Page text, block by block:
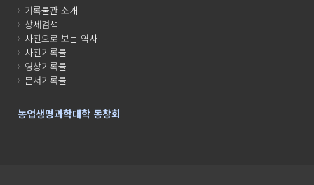
기록물관 소개
상세검색
사진으로 보는 역사
사진기록물
영상기록물
문서기록물
농업생명과학대학 동창회